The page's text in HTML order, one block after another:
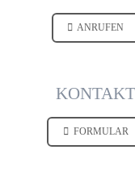
ANRUFEN
KONTAKT
FORMULAR